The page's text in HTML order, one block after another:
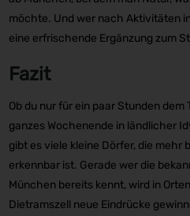
möchte. Und wer nach Aktivitäten
eine erfrischende Ergänzung zum
Fazit
Ob du nur für ein paar Stunden
ganzes Wochenende in ländlicher
gibt es viele kleine Dörfer, die mehr
erkennbar ist. Gerade wer die
München bereits kennt, wird in
Dietramszell neue Eindrücke